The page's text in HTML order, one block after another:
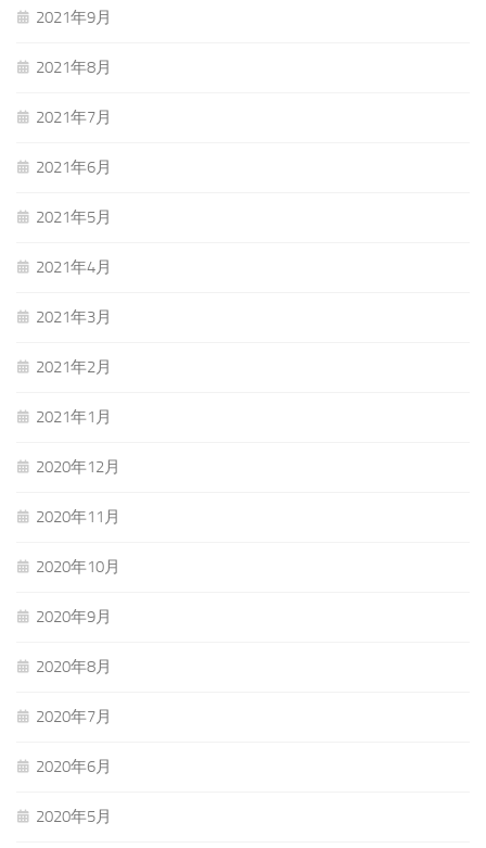
2021年9月
2021年8月
2021年7月
2021年6月
2021年5月
2021年4月
2021年3月
2021年2月
2021年1月
2020年12月
2020年11月
2020年10月
2020年9月
2020年8月
2020年7月
2020年6月
2020年5月